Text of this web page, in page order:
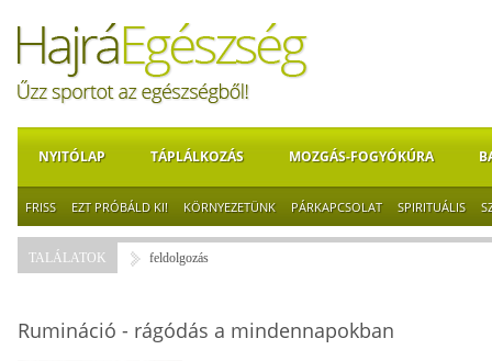
NYITÓLAP TÁPLÁLKOZÁS MOZGÁS-FOGYÓKÚRA
FRISS EZT PRÓBÁLD KI! KÖRNYEZETÜNK PÁRKAPCSOLAT SPIRITUÁLIS
TALÁLATOK feldolgozás
Rumináció - rágódás a mindennapokban